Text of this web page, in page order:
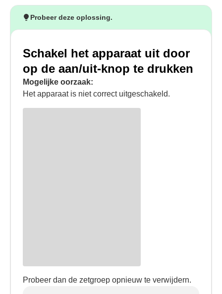
Probeer deze oplossing.
Schakel het apparaat uit door
op de aan/uit-knop te drukken
Mogelijke oorzaak:
Het apparaat is niet correct uitgeschakeld.
Probeer dan de zetgroep opnieuw te verwijdern.